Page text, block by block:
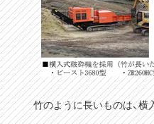
竹のように長いものは、横